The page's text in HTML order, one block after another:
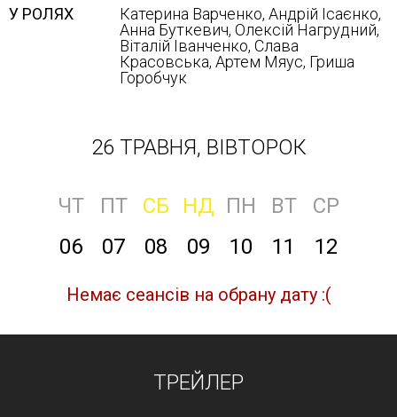
У РОЛЯХ
Катерина Варченко, Андрій Ісаєнко,
Анна Буткевич, Олексій Нагрудний,
Віталій Іванченко, Слава
Красовська, Артем Мяус, Гриша
Горобчук
26 ТРАВНЯ, ВІВТОРОК
ЧТ ПТ СБ НД ПН ВТ
СР
06
07 08 09 10 11 12
Немає сеансів на обрану дату :(
ТРЕЙЛЕР